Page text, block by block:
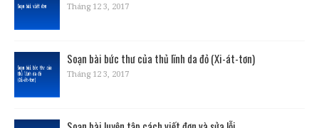
Tháng 12 3, 2017
Soạn bài bức thư của thủ lĩnh da đỏ (Xi-át-tơn)
Tháng 12 3, 2017